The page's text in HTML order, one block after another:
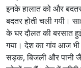
इनके हालात को और
बदतर होती चली गयी।
के घर दौलत की बरसात
गया। देश का गांव आज
सड़क, बिजली और पानी